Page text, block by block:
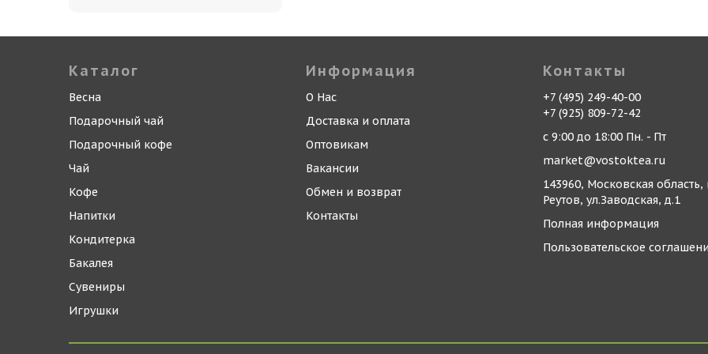
Каталог
Весна
Подарочный чай
Подарочный кофе
Чай
Кофе
Напитки
Кондитерка
Бакалея
Сувениры
Игрушки
Информация
О Нас
Доставка и оплата
Оптовикам
Вакансии
Обмен и возврат
Контакты
Контакты
+7 (495) 249-40-00
+7 (925) 809-72-42
с 9:00 до 18:00 Пн. - Пт
market@vostoktea.ru
143960, Московская область,
Реутов, ул.Заводская, д.1
Полная информация
Пользовательское